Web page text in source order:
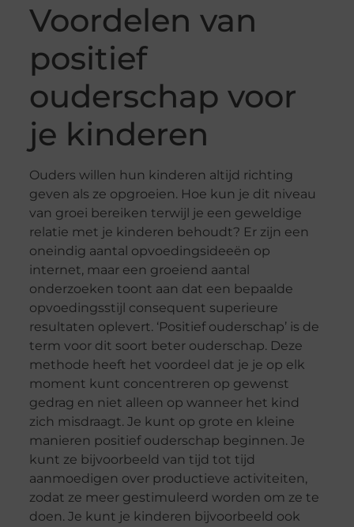
Voordelen van
positief
ouderschap voor
je kinderen
Ouders willen hun kinderen altijd richting
geven als ze opgroeien. Hoe kun je dit niveau
van groei bereiken terwijl je een geweldige
relatie met je kinderen behoudt? Er zijn een
oneindig aantal opvoedingsideeën op
internet, maar een groeiend aantal
onderzoeken toont aan dat een bepaalde
opvoedingsstijl consequent superieure
resultaten oplevert. ‘Positief ouderschap’ is de
term voor dit soort beter ouderschap. Deze
methode heeft het voordeel dat je je op elk
moment kunt concentreren op gewenst
gedrag en niet alleen op wanneer het kind
zich misdraagt. Je kunt op grote en kleine
manieren positief ouderschap beginnen. Je
kunt ze bijvoorbeeld van tijd tot tijd
aanmoedigen over productieve activiteiten,
zodat ze meer gestimuleerd worden om ze te
doen. Je kunt je kinderen bijvoorbeeld ook